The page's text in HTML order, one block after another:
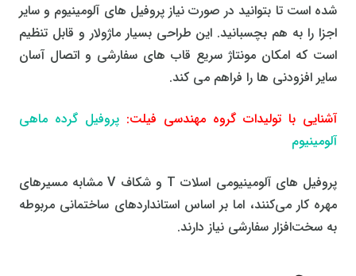
شده است تا بتوانید در صورت نیاز پروفیل های آلومینیوم و سایر
اجزا را به هم بچسبانید. این طراحی بسیار ماژولار و قابل تنظیم
است که امکان مونتاژ سریع قاب های سفارشی و اتصال آسان
سایر افزودنی ها را فراهم می کند.
آشنایی با تولیدات گروه مهندسی فیلت: پروفیل گرده ماهی
آلومینیوم
پروفیل های آلومینیومی اسلات T و شکاف V مشابه مسیرهای
مهره کار می‌کنند، اما بر اساس استانداردهای ساختمانی مربوطه
به سخت‌افزار سفارشی نیاز دارند.